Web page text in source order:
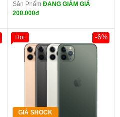
Sản Phẩm ĐANG GIẢM GIÁ
200.000đ
GIÁ SHOCK
-6%
Hot